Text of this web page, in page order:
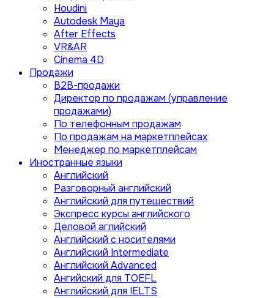
Houdini
Autodesk Maya
After Effects
VR&AR
Cinema 4D
Продажи
B2B-продажи
Директор по продажам (управление
продажами)
По телефонным продажам
По продажам на маркетплейсах
Менеджер по маркетплейсам
Иностранные языки
Английский
Разговорный английский
Английский для путешествий
Экспресс курсы английского
Деловой аглийский
Английский с носителями
Английский Intermediate
Английский Advanced
Ангийский для TOEFL
Английский для IELTS